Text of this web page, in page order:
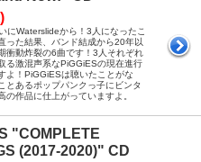
にWaterslideから！3人になったこ
った結果、バンド結成から20年以
衝動炸裂の6曲です！3人それぞれ
る激混声系なPiGGiESの現在進行
よ！PiGGiESは聴いたことがな
とあるポップパンクっ子にビンタ
の作品に仕上がっていますよ。
"COMPLETE
(2017-2020)" CD